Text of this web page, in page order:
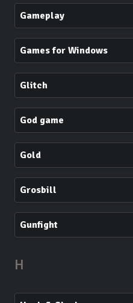
Gameplay
Games for Windows
Glitch
God game
Gold
Grosbill
Gunfight
H